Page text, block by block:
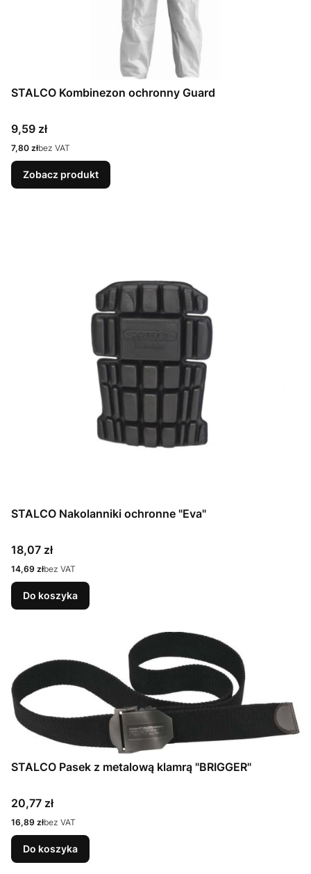
STALCO Kombinezon ochronny Guard
Cena
9,59 zł
Cena
7,80 złbez VAT
Zobacz produkt
STALCO Nakolanniki ochronne "Eva"
Cena
18,07 zł
Cena
14,69 złbez VAT
Do koszyka
STALCO Pasek z metalową klamrą "BRIGGER"
Cena
20,77 zł
Cena
16,89 złbez VAT
Do koszyka